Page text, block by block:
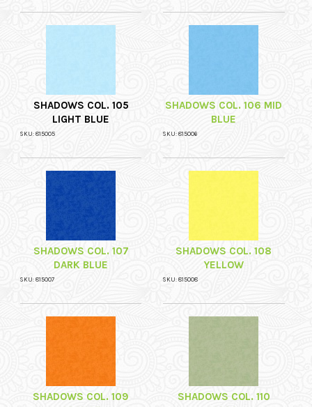
SHADOWS COL. 105
LIGHT BLUE
SKU: 815005
SHADOWS COL. 106 MID
BLUE
SKU: 815006
SHADOWS COL. 107
DARK BLUE
SKU: 815007
SHADOWS COL. 108
YELLOW
SKU: 815008
SHADOWS COL. 109
SHADOWS COL. 110